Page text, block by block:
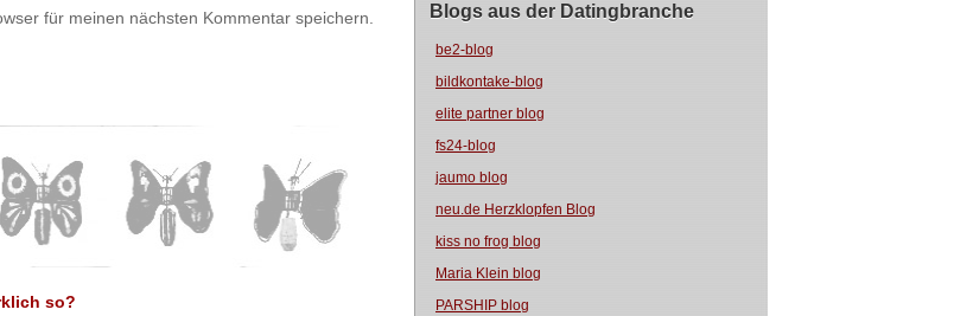
Blogs aus der Datingbranche
be2-blog
bildkontake-blog
elite partner blog
fs24-blog
jaumo blog
neu.de Herzklopfen Blog
kiss no frog blog
Maria Klein blog
PARSHIP blog
für meinen nächsten Kommentar speichern.
so?